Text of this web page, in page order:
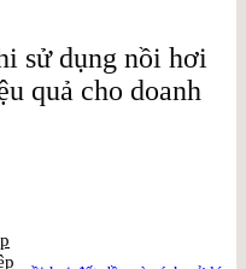
sử dụng nồi hơi
quả cho doanh